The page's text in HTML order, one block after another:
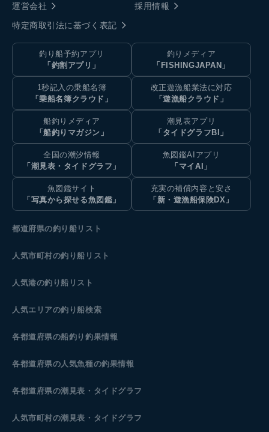
運営会社
採用情報
特定商取引法に基づく表記
釣り船予約アプリ
「釣割アプリ」
釣りメディア
「FISHINGJAPAN」
1秒記入の乗船名簿
「乗船名簿クラウド」
改正遊漁船業法に対応
「遊漁船クラウド」
船釣りメディア
「船釣りマガジン」
潮見表アプリ
「タイドグラフBI」
全国の潮汐情報
「潮見表・タイドグラフ」
魚図鑑AIアプリ
「マイAI」
魚図鑑サイト
「写真から探せる魚図鑑」
充実の補償内容と安さ
「新・遊漁船保険DX」
都道府県の釣り船リスト
人気市町村の釣り船リスト
人気港の釣り船リスト
人気エリアの釣り船検索
各都道府県の船釣り釣果情報
各都道府県の人気魚種の釣果情報
各都道府県の潮見表 ・タイドグラフ
人気市町村の潮見表・タイドグラフ